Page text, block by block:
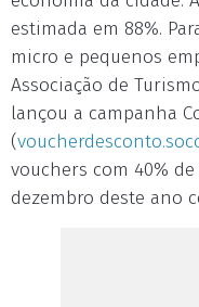
estimada em 88%.
micro e pequenos
Associação de
lançou a campanha
(
vouchers com 40%
dezembro deste ano